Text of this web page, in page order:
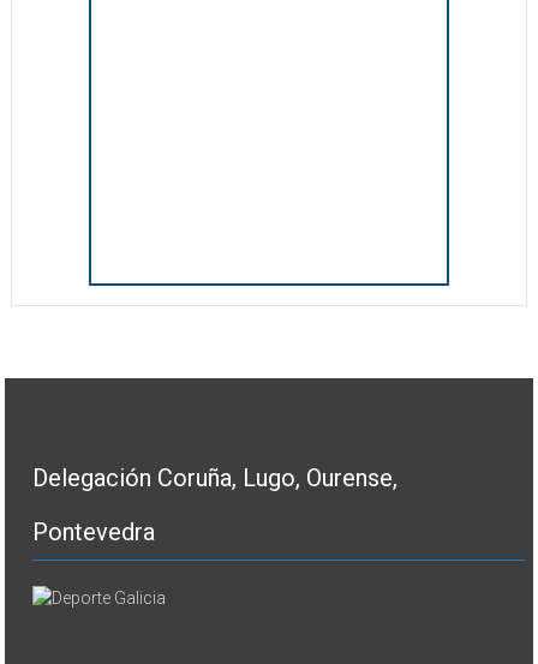
Delegación Coruña, Lugo, Ourense,
Pontevedra